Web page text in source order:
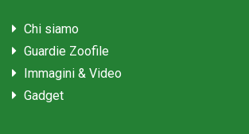
Chi siamo
Guardie Zoofile
Immagini & Video
Gadget